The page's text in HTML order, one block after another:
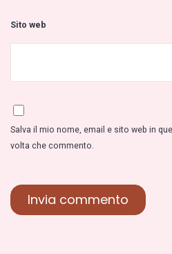
Sito web
Salva il mio nome, email e sito web in
volta che commento.